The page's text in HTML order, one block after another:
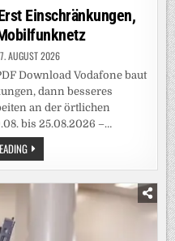
Einschränkungen,
7. AUGUST 2026
Download Vodafone baut
dann besseres
an der örtlichen
bis 25.08.2026 –…
VODAFONE
BAUT
IN
ERST
EINSCHRÄNKUNGEN,
MOBILFUNKNETZ